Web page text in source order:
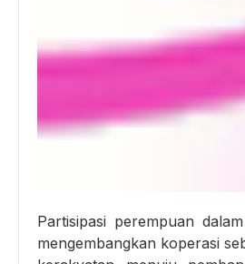
Partisipasi perempuan
mengembangkan koperasi